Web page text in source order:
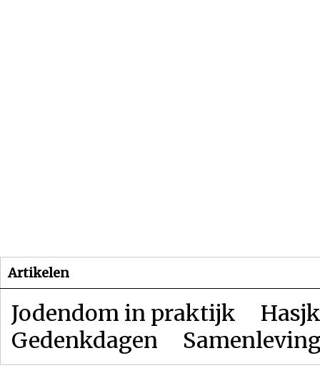
Artikelen
Jodendom in praktijk
Gedenkdagen